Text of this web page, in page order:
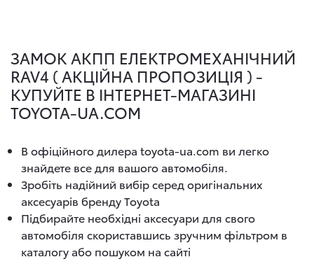
ЗАМОК АКПП ЕЛЕКТРОМЕХАНІЧНИЙ
RAV4 ( АКЦІЙНА ПРОПОЗИЦІЯ ) -
КУПУЙТЕ В ІНТЕРНЕТ-МАГАЗИНІ
TOYOTA-UA.COM
В офіційного дилера toyota-ua.com ви легко
знайдете все для вашого автомобіля.
Зробіть надійний вибір серед оригінальних
аксесуарів бренду Toyota
Підбирайте необхідні аксесуари для свого
автомобіля скориставшись зручним фільтром в
каталогу або пошуком на сайті